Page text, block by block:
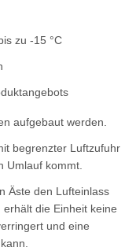
zu -15 °C
aufgebaut werden.
begrenzter Luftzufuhr
Umlauf kommt.
Äste den Lufteinlass
die Einheit keine
und eine